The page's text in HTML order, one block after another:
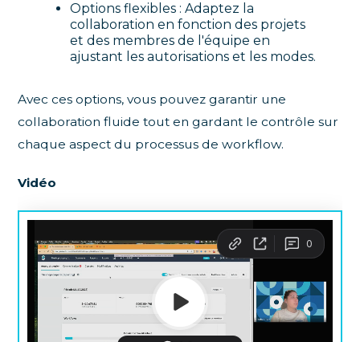
Options flexibles : Adaptez la
collaboration en fonction des projets
et des membres de l'équipe en
ajustant les autorisations et les modes.
Avec ces options, vous pouvez garantir une
collaboration fluide tout en gardant le contrôle sur
chaque aspect du processus de workflow.
Vidéo